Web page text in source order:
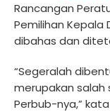
Rancangan
Pemilihan Kepala
dibahas dan
“Segeralah
merupakan
Perbub-nya,”